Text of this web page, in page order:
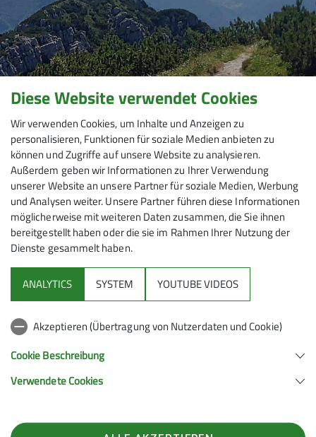
Mitmachen
Klettern
Service
63450 Hanau
Diese Website verwendet Cookies
Wir verwenden Cookies, um Inhalte und Anzeigen zu
personalisieren, Funktionen für soziale Medien anbieten zu
können und Zugriffe auf unsere Website zu analysieren.
Außerdem geben wir Informationen zu Ihrer Verwendung
unserer Website an unsere Partner für soziale Medien, Werbung
und Analysen weiter. Unsere Partner führen diese Informationen
möglicherweise mit weiteren Daten zusammen, die Sie ihnen
bereitgestellt haben oder die sie im Rahmen Ihrer Nutzung der
Dienste gesammelt haben.
ANALYTICS SYSTEM YOUTUBE VIDEOS
Akzeptieren (Übertragung von Nutzerdaten und Cookie)
Cookie Beschreibung
Verwendete Cookies